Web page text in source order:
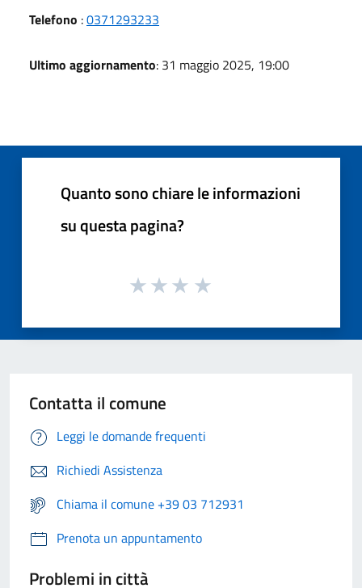
Telefono :0371293233
Ultimo aggiornamento: 31 maggio 2025, 19:00
Quanto sono chiare le informazioni
su questa pagina?
Contatta il comune
Leggi le domande frequenti
Richiedi Assistenza
Chiama il comune +39 03 712931
Prenota un appuntamento
Problemi in città